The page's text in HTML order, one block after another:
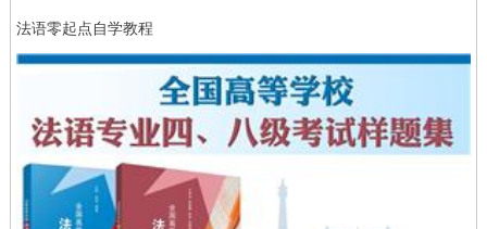
法语零起点自学教程